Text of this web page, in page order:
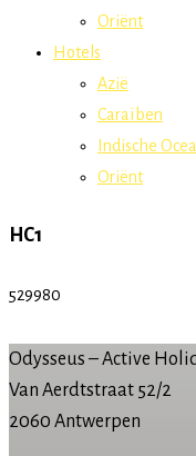
Oriënt
Hotels
Azië
Caraïben
Indische
Oriënt
HC1
529980
Odysseus – Active
Van Aerdtstraat 52/2
2060 Antwerpen